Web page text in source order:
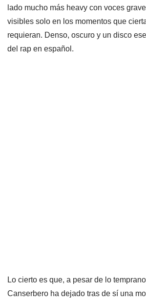
lado mucho más heavy con voces
visibles solo en los momentos que
requieran. Denso, oscuro y un disco
del rap en español.
Lo cierto es que, a pesar de lo
Canserbero ha dejado tras de sí una